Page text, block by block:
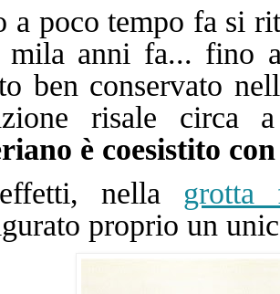
a poco tempo fa si
mila anni fa... fino
ben conservato
risale
è coesistito
nella
proprio un